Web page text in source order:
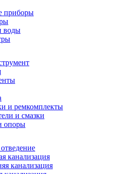
приборы
воды
и ремкомплекты
и смазки
опоры
канализация
канализация